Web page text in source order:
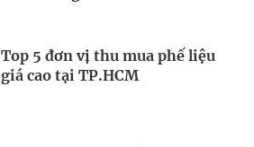
Top 5 đơn vị thu mua phế liệu
giá cao tại TP.HCM